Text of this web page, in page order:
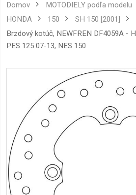
Domov MOTODIELY podľa modelu
HONDA
150
SH 150 [2001]
brzdový kotúč, NEWFREN DF4059A - Honda NES 125 00-06,
PES 125 07-13, NES 150